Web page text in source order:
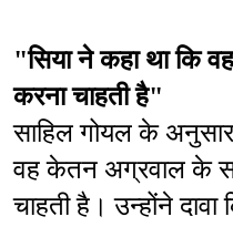
"सिया ने कहा था
करना चाहती है"
साहिल गोयल के
वह केतन अग्रवाल के
चाहती है। उन्होंने